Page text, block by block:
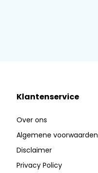
Klantenservice
Over ons
Algemene voorwaarden
Disclaimer
Privacy Policy